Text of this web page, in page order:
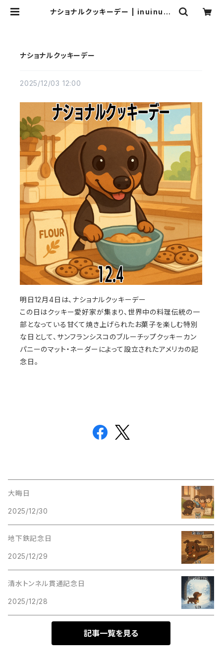
ナショナルクッキーデー | inuinuto
ナショナルクッキーデー
2025/12/03 12:00
明日12月4日は、ナショナルクッキーデー
この日はクッキー愛好家が集まり、世界中の料理伝統の一
部となっている甘くて焼き上げられたお菓子を楽しむ特別
な日として、サンフランシスコのブルーチップクッキーカン
パニーのマット・ネーダーによって設立されたアメリカの記
念日。
大晦日
2025/12/30
地下鉄記念日
2025/12/29
清水トンネル貫通記念日
2025/12/28
記事一覧を見る